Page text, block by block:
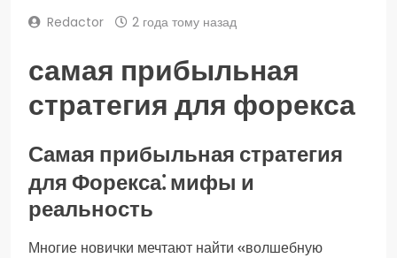
Redactor 2 года тому назад
самая прибыльная
стратегия для форекса
Самая прибыльная стратегия
для Форекса⁚ мифы и
реальность
Многие новички мечтают найти «волшебную